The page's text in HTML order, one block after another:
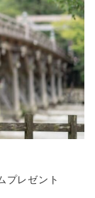
レゼント